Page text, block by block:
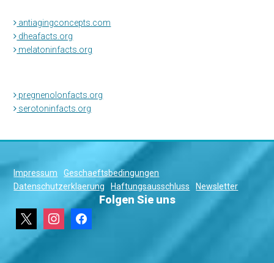
antiagingconcepts.com
dheafacts.org
melatoninfacts.org
pregnenolonfacts.org
serotoninfacts.org
Impressum
Geschaeftsbedingungen
Datenschutzerklaerung
Haftungsausschluss Newsletter
Folgen Sie uns
instagramfacebook